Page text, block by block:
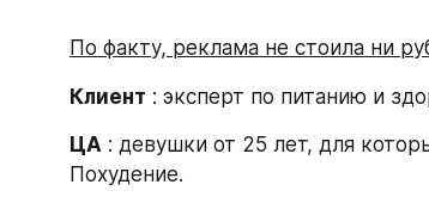
По факту, реклама не стоила ни
Клиент : эксперт по питанию и
ЦА : девушки от 25 лет, для
Похудение.